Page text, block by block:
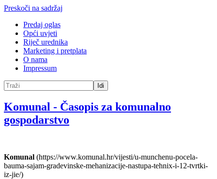
Preskoči na sadržaj
Predaj oglas
Opći uvjeti
Riječ urednika
Marketing i pretplata
O nama
Impressum
Idi
Komunal - Časopis za komunalno
gospodarstvo
Komunal (https://www.komunal.hr/vijesti/u-munchenu-pocela-
bauma-sajam-gradevinske-mehanizacije-nastupa-tehnix-i-12-tvrtki-
iz-jie/)